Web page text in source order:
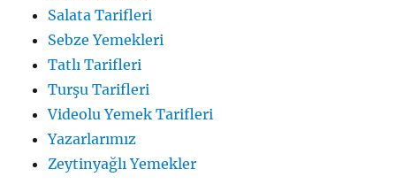
Salata Tarifleri
Sebze Yemekleri
Tatlı Tarifleri
Turşu Tarifleri
Videolu Yemek Tarifleri
Yazarlarımız
Zeytinyağlı Yemekler